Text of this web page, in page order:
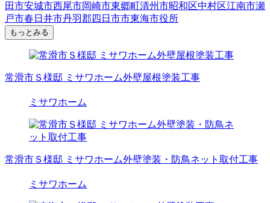
田市安城市西尾市岡崎市東郷町清州市昭和区中村区江南市瀬
戸市春日井市丹羽郡 四日市市東海市役所
もっとみる
常滑市Ｓ様邸 ミサワホーム外壁屋根塗装工事
ミサワホーム
常滑市Ｓ様邸 ミサワホーム外壁塗装・防鳥ネット取付工事
ミサワホーム